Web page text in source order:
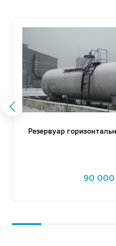
Резервуар
90 000